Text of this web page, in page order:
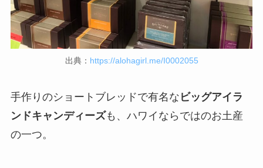
出典： https://alohagirl.me/I0002055
手作りのショートブレッドで有名な ビッグアイラ
ンドキャンディーズも、ハワイならではのお土産
の一つ。